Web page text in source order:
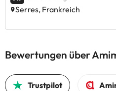
Serres, Frankreich
Bewertungen über
Trustpilot